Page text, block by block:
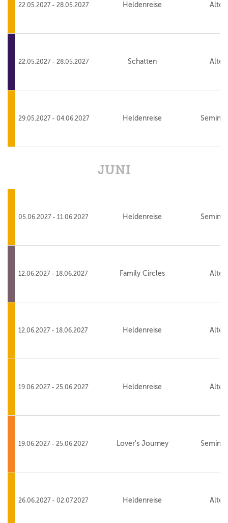
22.05.2027 - 28.05.2027 Heldenreise Alte
22.05.2027 - 28.05.2027 Schatten Alte
29.05.2027 - 04.06.2027 Heldenreise
JUNI
05.06.2027 - 11.06.2027 Heldenreise
12.06.2027 - 18.06.2027 Family Circles Alte
12.06.2027 - 18.06.2027 Heldenreise Alte
19.06.2027 - 25.06.2027 Heldenreise Alte
19.06.2027 - 25.06.2027 Lover's Journey
26.06.2027 - 02.07.2027 Heldenreise Alte